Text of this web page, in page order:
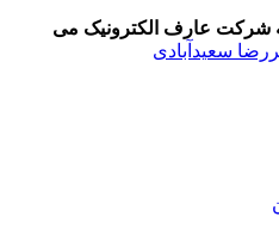
شرکت عارف الکترونیک می
سعیدآبادی